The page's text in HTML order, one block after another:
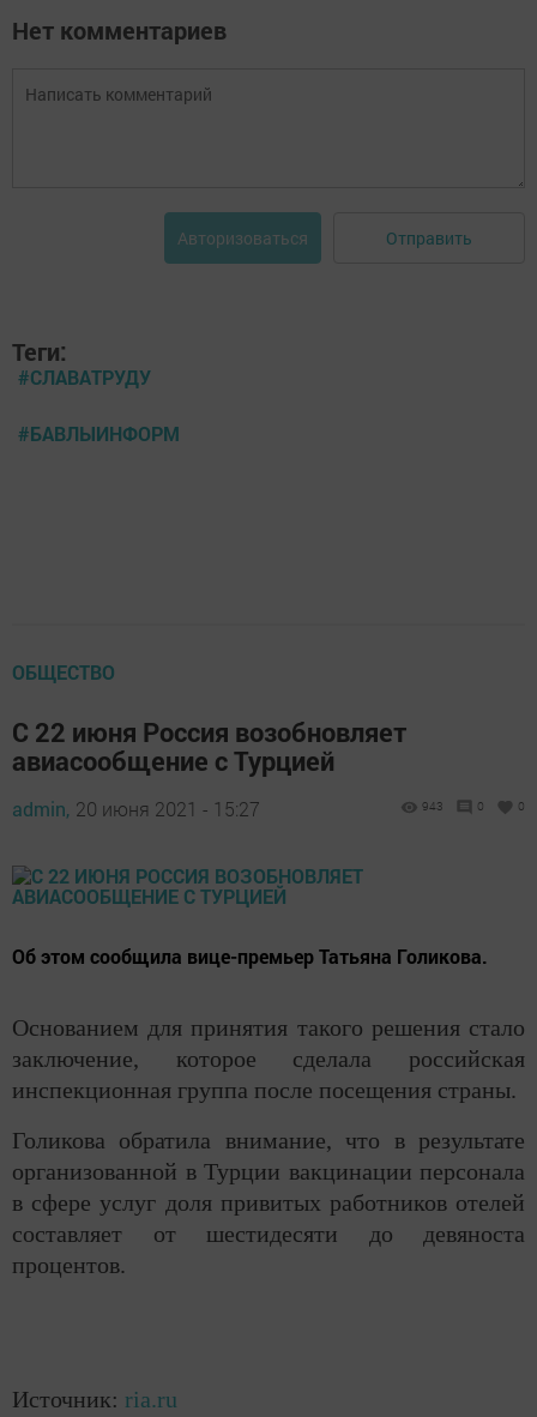
Нет комментариев
Авторизоваться Отправить
Теги:
#СЛАВАТРУДУ
#БАВЛЫИНФОРМ
ОБЩЕСТВО
С 22 июня Россия возобновляет
авиасообщение с Турцией
admin, 20 июня 2021 - 15:27 943 0 0
Об этом сообщила вице-премьер Татьяна Голикова.
Основанием для принятия такого решения стало
заключение, которое сделала российская
инспекционная группа после посещения страны.
Голикова обратила внимание, что в результате
организованной в Турции вакцинации персонала
в сфере услуг доля привитых работников отелей
составляет от шестидесяти до девяноста
процентов.
Источник: ria.ru